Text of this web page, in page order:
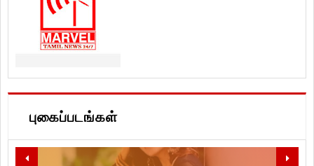
புகைப்படங்கள்